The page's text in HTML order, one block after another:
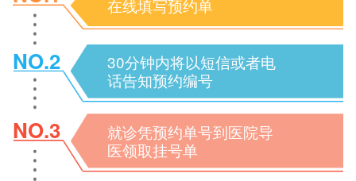
在线填写预约单
NO.2
30分钟内将以短信或者电
话告知预约编号
NO.3
就诊凭预约单号到医院导
医领取挂号单